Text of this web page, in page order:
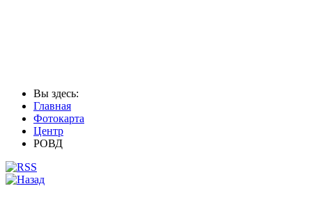
Вы здесь:
Главная
Фотокарта
Центр
РОВД